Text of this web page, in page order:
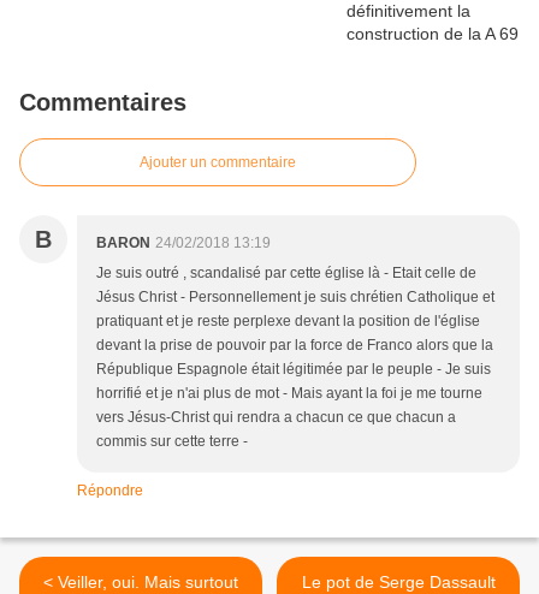
Commentaires
Ajouter un commentaire
B BARON 24/02/2018 13:19
Je suis outré , scandalisé par cette église là - Etait celle de
Jésus Christ - Personnellement je suis chrétien Catholique et
pratiquant et je reste perplexe devant la position de l'église
devant la prise de pouvoir par la force de Franco alors que la
République Espagnole était légitimée par le peuple - Je suis
horrifié et je n'ai plus de mot - Mais ayant la foi je me tourne
vers Jésus-Christ qui rendra a chacun ce que chacun a
commis sur cette terre -
Répondre
< Veiller, oui. Mais surtout
Le pot de Serge Dassault